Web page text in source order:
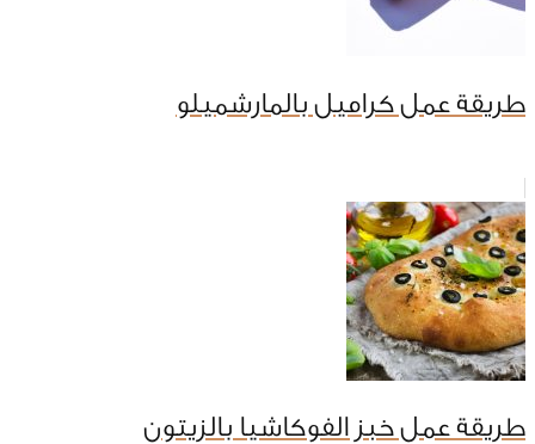
طريقة عمل كراميل بالمارشميلو
طريقة عمل خبز الفوكاشيا بالزيتون